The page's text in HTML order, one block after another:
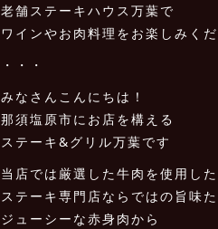
老舗ステーキハウス万葉で
ワインやお肉料理をお楽しみく
・・・
みなさんこんにちは！
那須塩原市にお店を構える
ステーキ&グリル万葉です
当店では厳選した牛肉を使用した
ステーキ専門店ならではの旨味
ジューシーな赤身肉から